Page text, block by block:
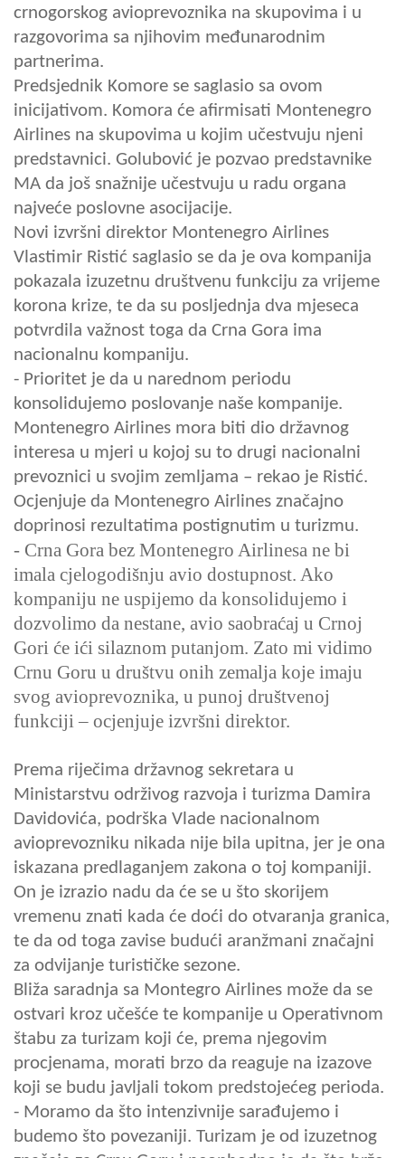
crnogorskog avioprevoznika na skupovima i u
razgovorima sa njihovim međunarodnim
partnerima.
Predsjednik Komore se saglasio sa ovom
inicijativom. Komora će afirmisati Montenegro
Airlines na skupovima u kojim učestvuju njeni
predstavnici. Golubović je pozvao predstavnike
MA da još snažnije učestvuju u radu organa
najveće poslovne asocijacije.
Novi izvršni direktor Montenegro Airlines
Vlastimir Ristić saglasio se da je ova kompanija
pokazala izuzetnu društvenu funkciju za vrijeme
korona krize, te da su posljednja dva mjeseca
potvrdila važnost toga da Crna Gora ima
nacionalnu kompaniju.
- Prioritet je da u narednom periodu
konsolidujemo poslovanje naše kompanije.
Montenegro Airlines mora biti dio državnog
interesa u mjeri u kojoj su to drugi nacionalni
prevoznici u svojim zemljama – rekao je Ristić.
Ocjenjuje da Montenegro Airlines značajno
doprinosi rezultatima postignutim u turizmu.
- Crna Gora bez Montenegro Airlinesa ne bi
imala cjelogodišnju avio dostupnost. Ako
kompaniju ne uspijemo da konsolidujemo i
dozvolimo da nestane, avio saobraćaj u Crnoj
Gori će ići silaznom putanjom. Zato mi vidimo
Crnu Goru u društvu onih zemalja koje imaju
svog avioprevoznika, u punoj društvenoj
funkciji – ocjenjuje izvršni direktor.
Prema riječima državnog sekretara u
Ministarstvu održivog razvoja i turizma Damira
Davidovića, podrška Vlade nacionalnom
avioprevozniku nikada nije bila upitna, jer je ona
iskazana predlaganjem zakona o toj kompaniji.
On je izrazio nadu da će se u što skorijem
vremenu znati kada će doći do otvaranja granica,
te da od toga zavise budući aranžmani značajni
za odvijanje turističke sezone.
Bliža saradnja sa Montegro Airlines može da se
ostvari kroz učešće te kompanije u Operativnom
štabu za turizam koji će, prema njegovim
procjenama, morati brzo da reaguje na izazove
koji se budu javljali tokom predstojećeg perioda.
- Moramo da što intenzivnije sarađujemo i
budemo što povezaniji. Turizam je od izuzetnog